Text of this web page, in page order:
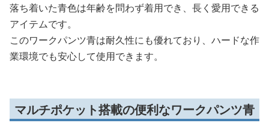
落ち着いた青色は年齢を問わず着用でき、長く愛用できる
アイテムです。
このワークパンツ青は耐久性にも優れており、ハードな作
業環境でも安心して使用できます。
マルチポケット搭載の便利なワークパンツ青